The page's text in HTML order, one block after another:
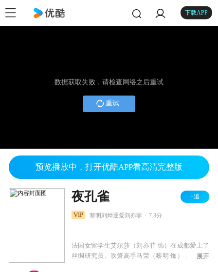
下载APP
数据获取失败，请检查网络之后重试
重试
预览播放中，打开优酷APP看高清完整版
夜孔雀 +追
VIP 黎明刘烨逐爱刘亦菲 7.3分
法国女留学生艾尔莎（刘亦菲 饰）在成都爱上了
丝绸研究员、吹箫高手马荣（黎明 饰），后又在
展开